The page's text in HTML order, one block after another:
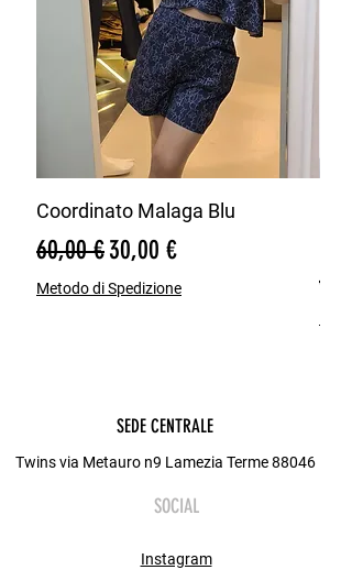
​Materiale: Ciniglia (effetto velluto a
coste sottili)
​Vestibilità: Regolare
​Ideale per: Look casual e smart-
casual, perfetto per l'ufficio o il tempo
Coordinato Malaga Blu
Prezzo regolare
60,00 €Prezzo scontato
30,00 €
Metodo di Spedizione
SEDE CENTRALE
Twins via Metauro n9 Lamezia Terme 88046
SOCIAL
Instagram